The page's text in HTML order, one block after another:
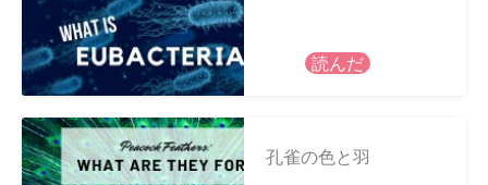
読んだ
孔雀の色と羽